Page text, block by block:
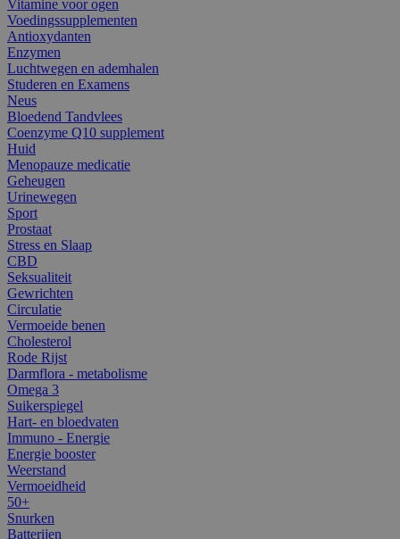
Vitamine voor ogen
Voedingssupplementen
Antioxydanten
Enzymen
Luchtwegen en ademhalen
Studeren en Examens
Neus
Bloedend Tandvlees
Coenzyme Q10 supplement
Huid
Menopauze medicatie
Geheugen
Urinewegen
Sport
Prostaat
Stress en Slaap
CBD
Seksualiteit
Gewrichten
Circulatie
Vermoeide benen
Cholesterol
Rode Rijst
Darmflora - metabolisme
Omega 3
Suikerspiegel
Hart- en bloedvaten
Immuno - Energie
Energie booster
Weerstand
Vermoeidheid
50+
Snurken
Batterijen